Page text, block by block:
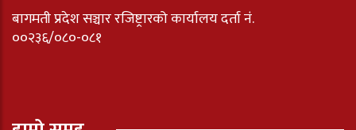
बागमती प्रदेश सञ्चार रजिष्ट्रारको कार्यालय दर्ता नंं.
००२३६/०८०-०८१